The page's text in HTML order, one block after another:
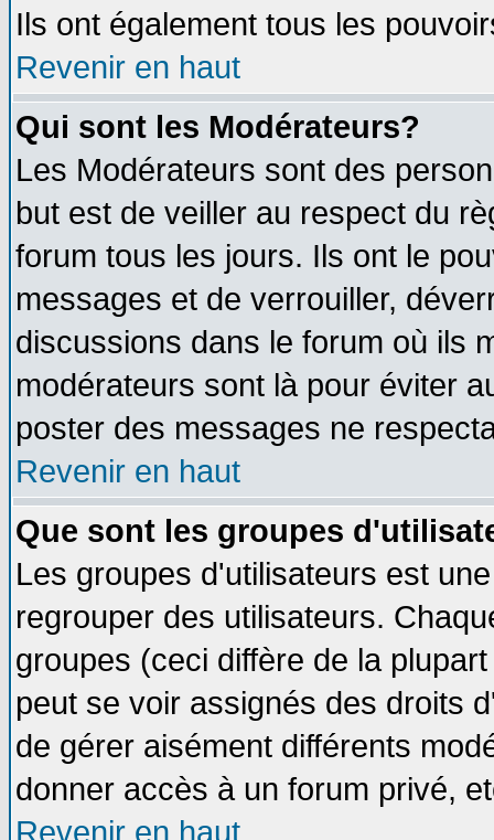
Ils ont également tous les
Revenir en haut
Qui sont les Modérateurs?
Les Modérateurs sont des
but est de veiller au respect du
forum tous les jours. Ils ont le
messages et de verrouiller,
discussions dans le forum où ils
modérateurs sont là pour éviter
poster des messages ne
Revenir en haut
Que sont les groupes
Les groupes d'utilisateurs est
regrouper des utilisateurs.
groupes (ceci diffère de la
peut se voir assignés des droits
de gérer aisément différents
donner accès à un forum privé,
Revenir en haut